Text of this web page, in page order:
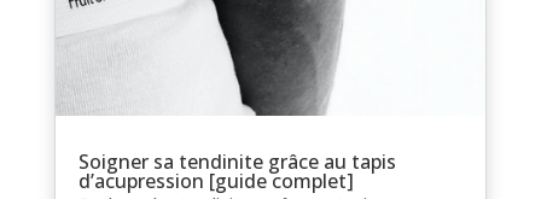
Soigner sa tendinite grâce au tapis
d’acupression [guide complet]